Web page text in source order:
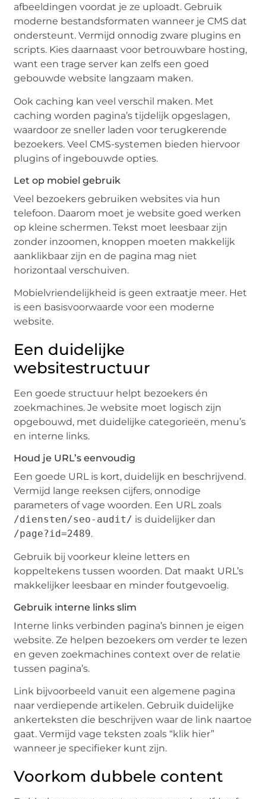
afbeeldingen voordat je ze uploadt. Gebruik
moderne bestandsformaten wanneer je CMS dat
ondersteunt. Vermijd onnodig zware plugins en
scripts. Kies daarnaast voor betrouwbare hosting,
want een trage server kan zelfs een goed
gebouwde website langzaam maken.
Ook caching kan veel verschil maken. Met
caching worden pagina’s tijdelijk opgeslagen,
waardoor ze sneller laden voor terugkerende
bezoekers. Veel CMS-systemen bieden hiervoor
plugins of ingebouwde opties.
Let op mobiel gebruik
Veel bezoekers gebruiken websites via hun
telefoon. Daarom moet je website goed werken
op kleine schermen. Tekst moet leesbaar zijn
zonder inzoomen, knoppen moeten makkelijk
aanklikbaar zijn en de pagina mag niet
horizontaal verschuiven.
Mobielvriendelijkheid is geen extraatje meer. Het
is een basisvoorwaarde voor een moderne
website.
Een duidelijke
websitestructuur
Een goede structuur helpt bezoekers én
zoekmachines. Je website moet logisch zijn
opgebouwd, met duidelijke categorieën, menu’s
en interne links.
Houd je URL’s eenvoudig
Een goede URL is kort, duidelijk en beschrijvend.
Vermijd lange reeksen cijfers, onnodige
parameters of vage woorden. Een URL zoals
/diensten/seo-audit/ is duidelijker dan
/page?id=2489.
Gebruik bij voorkeur kleine letters en
koppeltekens tussen woorden. Dat maakt URL’s
makkelijker leesbaar en minder foutgevoelig.
Gebruik interne links slim
Interne links verbinden pagina’s binnen je eigen
website. Ze helpen bezoekers om verder te lezen
en geven zoekmachines context over de relatie
tussen pagina’s.
Link bijvoorbeeld vanuit een algemene pagina
naar verdiepende artikelen. Gebruik duidelijke
ankerteksten die beschrijven waar de link naartoe
gaat. Vermijd vage teksten zoals “klik hier”
wanneer je specifieker kunt zijn.
Voorkom dubbele content